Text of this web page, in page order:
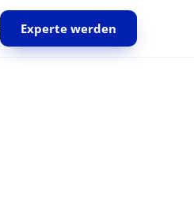
Experte werden